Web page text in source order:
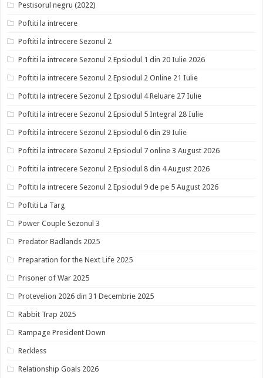
Pestisorul negru (2022)
Poftiti la intrecere
Poftiti la intrecere Sezonul 2
Poftiti la intrecere Sezonul 2 Epsiodul 1 din 20 Iulie 2026
Poftiti la intrecere Sezonul 2 Epsiodul 2 Online 21 Iulie
Poftiti la intrecere Sezonul 2 Epsiodul 4 Reluare 27 Iulie
Poftiti la intrecere Sezonul 2 Epsiodul 5 Integral 28 Iulie
Poftiti la intrecere Sezonul 2 Epsiodul 6 din 29 Iulie
Poftiti la intrecere Sezonul 2 Epsiodul 7 online 3 August 2026
Poftiti la intrecere Sezonul 2 Epsiodul 8 din 4 August 2026
Poftiti la intrecere Sezonul 2 Epsiodul 9 de pe 5 August 2026
Poftiti La Targ
Power Couple Sezonul 3
Predator Badlands 2025
Preparation for the Next Life 2025
Prisoner of War 2025
Protevelion 2026 din 31 Decembrie 2025
Rabbit Trap 2025
Rampage President Down
Reckless
Relationship Goals 2026